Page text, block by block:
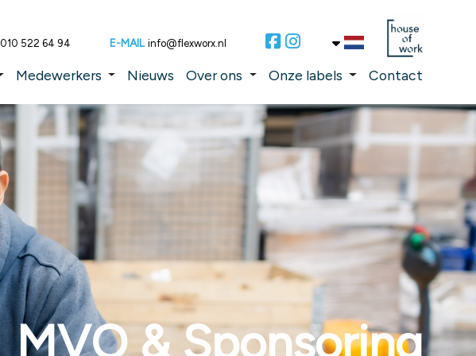
010 522 64 94 E-MAIL info@flexworx.nl
Medewerkers Nieuws Over ons Onze labels Contact
MVO & Sponsoring